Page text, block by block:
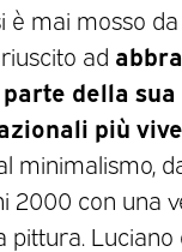
è mai mosso
ad
della
più vive
minimalismo,
2000 con una
pittura. Luciano